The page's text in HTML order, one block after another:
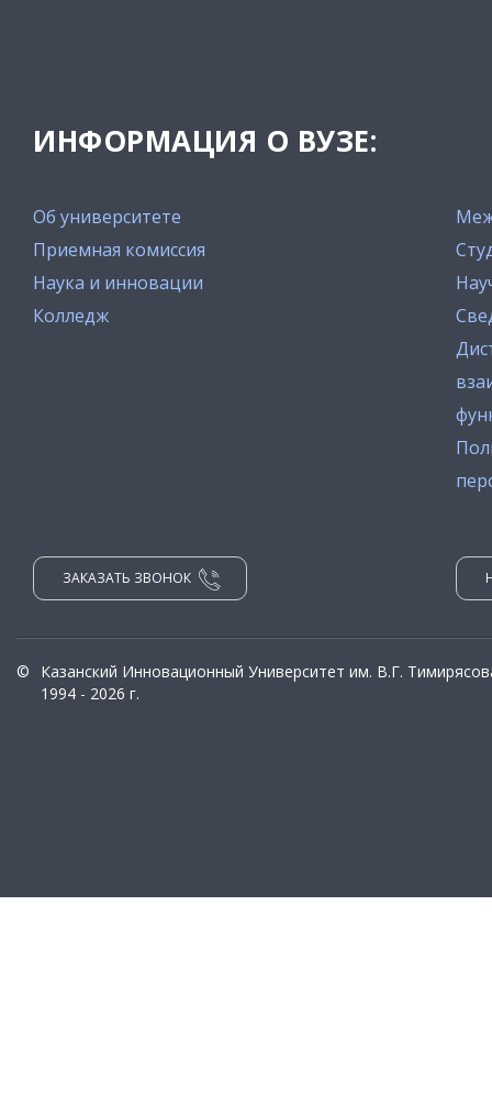
ИНФОРМАЦИЯ О ВУЗЕ:
Об университете
Приемная комиссия
Наука и инновации
Колледж
ЗАКАЗАТЬ ЗВОНОК
©
Казанский Инновационный Университет им. В.Г.
1994 - 2026 г.